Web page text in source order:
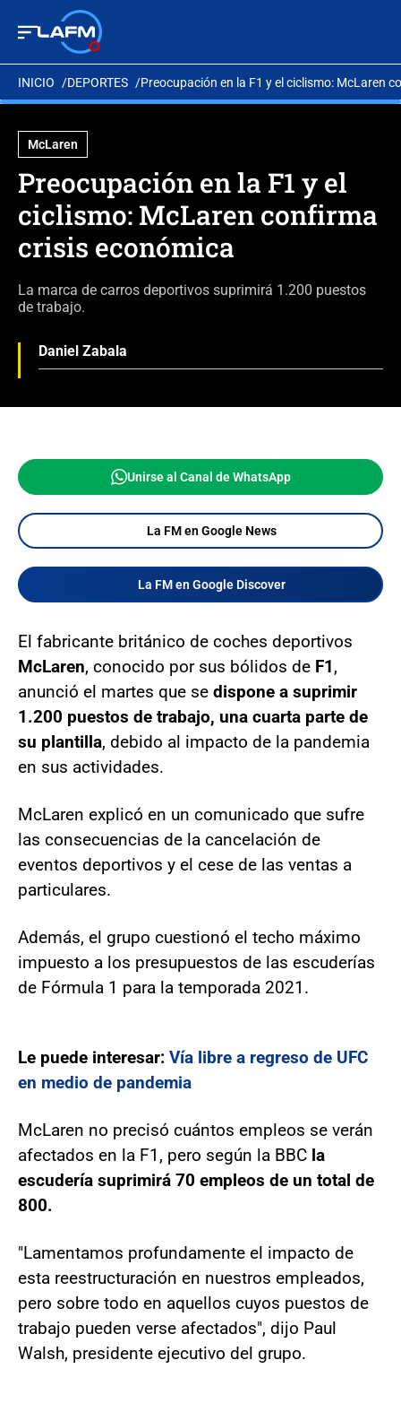
INICIO DEPORTES Preocupación en la F1 y el ciclismo: McLaren
McLaren
Preocupación en la F1 y el
ciclismo: McLaren confirma
crisis económica
La marca de carros deportivos suprimirá 1.200 puestos
de trabajo.
Daniel Zabala
Unirse al Canal de WhatsApp
La FM en Google News
La FM en Google Discover
El fabricante británico de coches deportivos
McLaren, conocido por sus bólidos de F1,
anunció el martes que se dispone a suprimir
1.200 puestos de trabajo, una cuarta parte de
su plantilla, debido al impacto de la pandemia
en sus actividades.
McLaren explicó en un comunicado que sufre
las consecuencias de la cancelación de
eventos deportivos y el cese de las ventas a
particulares.
Además, el grupo cuestionó el techo máximo
impuesto a los presupuestos de las escuderías
de Fórmula 1 para la temporada 2021.
Le puede interesar: Vía libre a regreso de UFC
en medio de pandemia
McLaren no precisó cuántos empleos se verán
afectados en la F1, pero según la BBC la
escudería suprimirá 70 empleos de un total de
800.
"Lamentamos profundamente el impacto de
esta reestructuración en nuestros empleados,
pero sobre todo en aquellos cuyos puestos de
trabajo pueden verse afectados", dijo Paul
Walsh, presidente ejecutivo del grupo.